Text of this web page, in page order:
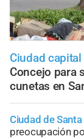
Ciudad capital
Concejo para
cunetas en
Ciudad de Santa
preocupación